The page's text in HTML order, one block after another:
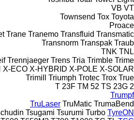
VB VT
Townsend Tox Toyota
Proace
Trane Tranemo Transfluid Transmatic
Transnorm Transpak Traub
TNK TNL
Trennjaeger Trens Tria Trimble Trime
X-ECO X-HYBRID X-POLE X-SOLAR
Trimill
Triumph Trotec Trox True
T 23F TM 52 TS 23G 2
Trumpf
TruLaser TruMatic TrumaBend
Tsugami Tsurumi Turbo TyreON